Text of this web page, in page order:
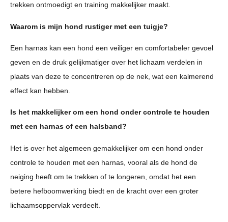
trekken ontmoedigt en training makkelijker maakt.
Waarom is mijn hond rustiger met een tuigje?
Een harnas kan een hond een veiliger en comfortabeler gevoel
geven en de druk gelijkmatiger over het lichaam verdelen in
plaats van deze te concentreren op de nek, wat een kalmerend
effect kan hebben.
Is het makkelijker om een hond onder controle te houden
met een harnas of een halsband?
Het is over het algemeen gemakkelijker om een hond onder
controle te houden met een harnas, vooral als de hond de
neiging heeft om te trekken of te longeren, omdat het een
betere hefboomwerking biedt en de kracht over een groter
lichaamsoppervlak verdeelt.